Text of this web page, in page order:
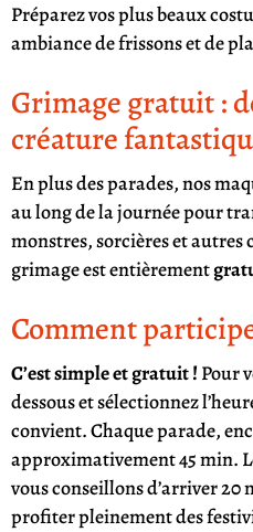
Préparez vos plus beaux
ambiance de frissons et de
Grimage gratuit :
créature
En plus des parades, nos
au long de la journée pour
monstres, sorcières et
grimage est entièrement
Comment
C’est simple et gratuit ! Pour
dessous et sélectionnez
convient. Chaque parade,
approximativement 45 min.
vous conseillons d’arriver 20
profiter pleinement des